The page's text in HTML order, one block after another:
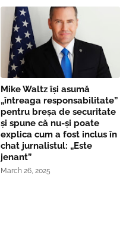
Mike Waltz îşi asumă
„întreaga responsabilitate”
pentru breşa de securitate
și spune că nu-și poate
explica cum a fost inclus în
chat jurnalistul: „Este
jenant”
March 26, 2025